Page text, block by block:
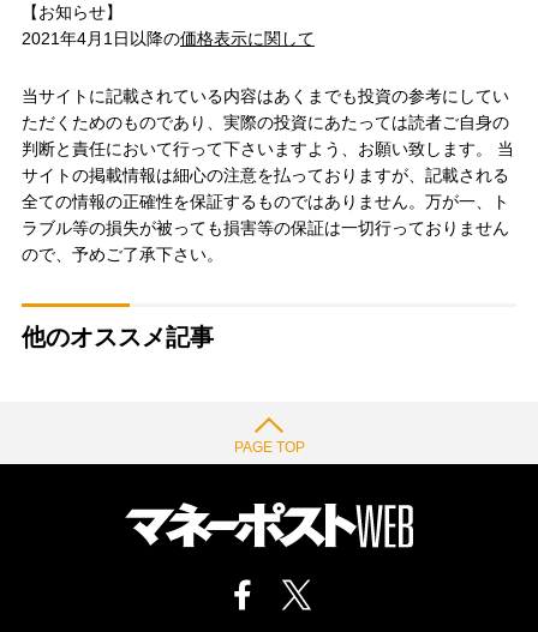
【お知らせ】
2021年4月1日以降の価格表示に関して
当サイトに記載されている内容はあくまでも投資の参考にしてい
ただくためのものであり、実際の投資にあたっては読者ご自身の
判断と責任において行って下さいますよう、お願い致します。 当
サイトの掲載情報は細心の注意を払っておりますが、記載される
全ての情報の正確性を保証するものではありません。万が一、ト
ラブル等の損失が被っても損害等の保証は一切行っておりません
ので、予めご了承下さい。
他のオススメ記事
PAGE TOP